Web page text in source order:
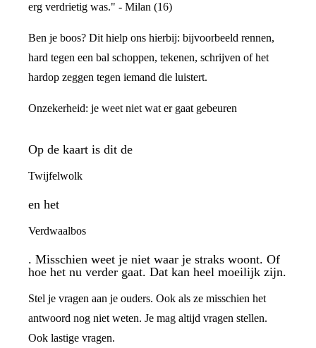
erg verdrietig was." - Milan (16)
Ben je boos? Dit hielp ons hierbij: bijvoorbeeld rennen,
hard tegen een bal schoppen, tekenen, schrijven of het
hardop zeggen tegen iemand die luistert.
Onzekerheid: je weet niet wat er gaat gebeuren
Op de kaart is dit de
Twijfelwolk
en het
Verdwaalbos
. Misschien weet je niet waar je straks woont. Of
hoe het nu verder gaat. Dat kan heel moeilijk zijn.
Stel je vragen aan je ouders. Ook als ze misschien het
antwoord nog niet weten. Je mag altijd vragen stellen.
Ook lastige vragen.